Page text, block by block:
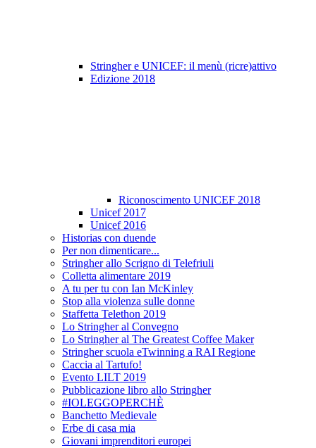
Stringher e UNICEF: il menù (ricre)attivo
Edizione 2018
Riconoscimento UNICEF 2018
Unicef 2017
Unicef 2016
Historias con duende
Per non dimenticare...
Stringher allo Scrigno di Telefriuli
Colletta alimentare 2019
A tu per tu con Ian McKinley
Stop alla violenza sulle donne
Staffetta Telethon 2019
Lo Stringher al Convegno
Lo Stringher al The Greatest Coffee Maker
Stringher scuola eTwinning a RAI Regione
Caccia al Tartufo!
Evento LILT 2019
Pubblicazione libro allo Stringher
#IOLEGGOPERCHÈ
Banchetto Medievale
Erbe di casa mia
Giovani imprenditori europei